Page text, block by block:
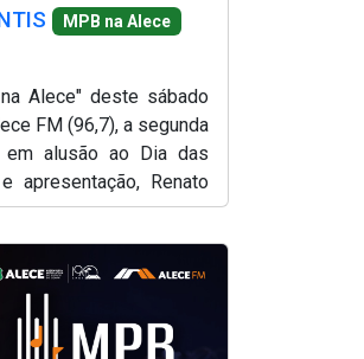
MPB na Alece
Alece" deste sábado
FM (96,7), a segunda
alusão ao Dia das
apresentação, Renato